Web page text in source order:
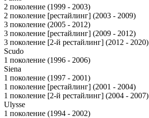
2 поколение (1999 - 2003)
2 поколение [рестайлинг] (2003 - 2009)
3 поколение (2005 - 2012)
3 поколение [рестайлинг] (2009 - 2012)
3 поколение [2-й рестайлинг] (2012 - 2020)
Scudo
1 поколение (1996 - 2006)
Siena
1 поколение (1997 - 2001)
1 поколение [рестайлинг] (2001 - 2004)
1 поколение [2-й рестайлинг] (2004 - 2007)
Ulysse
1 поколение (1994 - 2002)